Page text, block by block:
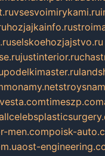
vsesvoimirykami.ru
hozjajkainfo.ru
selskoehozjajstvo.ru
justinterior.ru
podelkimaster.ru
monamy.net
timeszp.com
men.compoisk-
ost-